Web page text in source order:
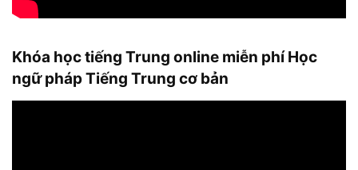
Khóa học tiếng Trung online miễn phí Học
ngữ pháp Tiếng Trung cơ bản